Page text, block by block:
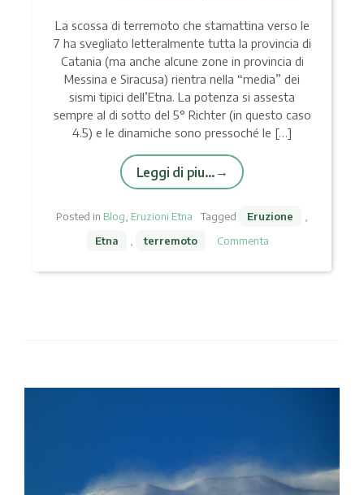
La scossa di terremoto che stamattina verso le
7 ha svegliato letteralmente tutta la provincia di
Catania (ma anche alcune zone in provincia di
Messina e Siracusa) rientra nella “media” dei
sismi tipici dell’Etna. La potenza si assesta
sempre al di sotto del 5° Richter (in questo caso
4.5) e le dinamiche sono pressoché le […]
Leggi di piu…
Posted in Blog Eruzioni Etna Tagged Eruzione
Etna
terremoto Commenta